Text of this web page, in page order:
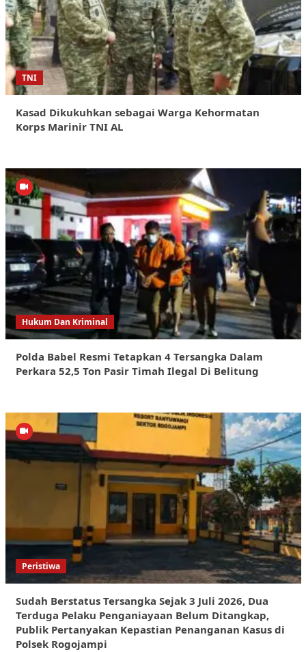
TNI
Kasad Dikukuhkan sebagai Warga Kehormatan
Korps Marinir TNI AL
Hukum Dan Kriminal
Polda Babel Resmi Tetapkan 4 Tersangka Dalam
Perkara 52,5 Ton Pasir Timah Ilegal Di Belitung
Peristiwa
Sudah Berstatus Tersangka Sejak 3 Juli 2026, Dua
Terduga Pelaku Penganiayaan Belum Ditangkap,
Publik Pertanyakan Kepastian Penanganan Kasus di
Polsek Rogojampi